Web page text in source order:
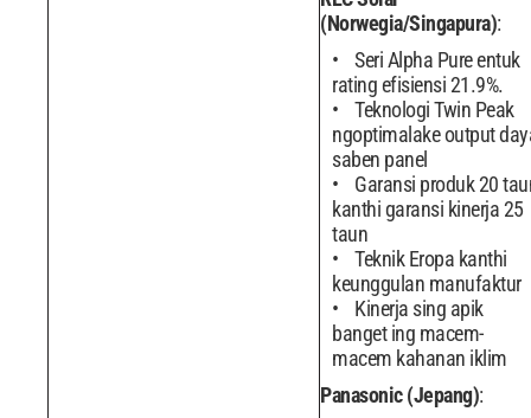
(Norwegia/Singapura):
Seri Alpha Pure entuk
rating efisiensi 21.9%.
Teknologi Twin Peak
ngoptimalake output
saben panel
Garansi produk 20
kanthi garansi kinerja 25
taun
Teknik Eropa kanthi
keunggulan manufaktur
Kinerja sing apik
banget ing macem-
macem kahanan iklim
Panasonic (Jepang):